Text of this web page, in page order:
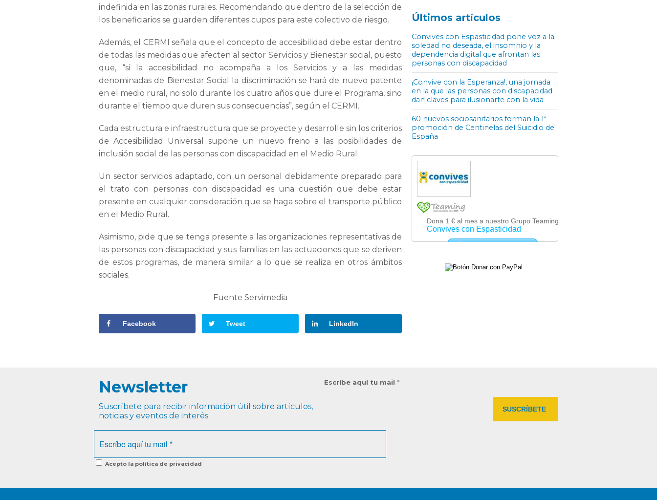
indefinida en las zonas rurales. Recomendando que dentro de la selección de
los beneficiarios se guarden diferentes cupos para este colectivo de riesgo.
Además, el CERMI señala que el concepto de accesibilidad debe estar dentro
de todas las medidas que afecten al sector Servicios y Bienestar social, puesto
que, “si la accesibilidad no acompaña a los Servicios y a las medidas
denominadas de Bienestar Social la discriminación se hará de nuevo patente
en el medio rural, no solo durante los cuatro años que dure el Programa, sino
durante el tiempo que duren sus consecuencias”, según el CERMI.
Cada estructura e infraestructura que se proyecte y desarrolle sin los criterios
de Accesibilidad Universal supone un nuevo freno a las posibilidades de
inclusión social de las personas con discapacidad en el Medio Rural.
Un sector servicios adaptado, con un personal debidamente preparado para
el trato con personas con discapacidad es una cuestión que debe estar
presente en cualquier consideración que se haga sobre el transporte público
en el Medio Rural.
Asimismo, pide que se tenga presente a las organizaciones representativas de
las personas con discapacidad y sus familias en las actuaciones que se deriven
de estos programas, de manera similar a lo que se realiza en otros ámbitos
sociales.
Fuente Servimedia
Facebook Tweet LinkedIn
Últimos artículos
Convives con Espasticidad pone voz a la
soledad no deseada, el insomnio y la
dependencia digital que afrontan las
personas con discapacidad
¡Convive con la Esperanza!, una jornada
en la que las personas con discapacidad
dan claves para ilusionarte con la vida
60 nuevos sociosanitarios forman la 1ª
promoción de Centinelas del Suicidio de
España
Newsletter
Suscríbete para recibir información útil sobre artículos,
noticias y eventos de interés.
Escríbe aquí tu mail *
Acepto la política de privacidad